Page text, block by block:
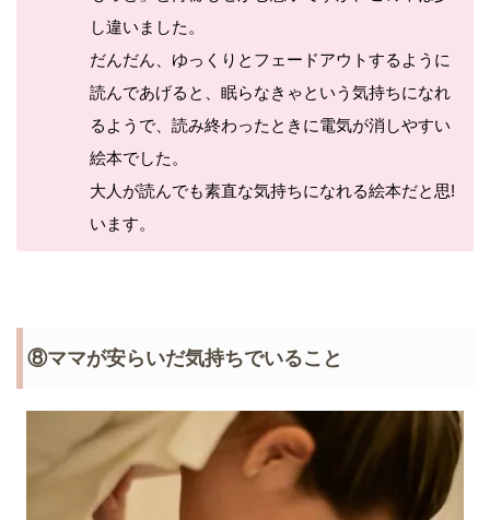
し違いました。
だんだん、ゆっくりとフェードアウトするように
読んであげると、眠らなきゃという気持ちになれ
るようで、読み終わったときに電気が消しやすい
絵本でした。
大人が読んでも素直な気持ちになれる絵本だと思!
います。
⑧ママが安らいだ気持ちでいること